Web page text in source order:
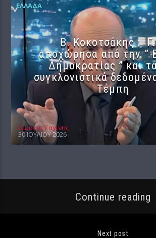
ΕΛΛΆΔΑ
Β. Κοκοτσάκης :
αποχώρησα από την ”
Δημοκρατίας ” και
συγκλονιστικά
Τέμπη
Γιώργος Σαχίνης
30 ΙΟΥΛΊΟΥ 2026
Continue reading
Next post